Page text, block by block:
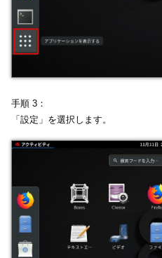
手順 3：
「設定」を選択します。